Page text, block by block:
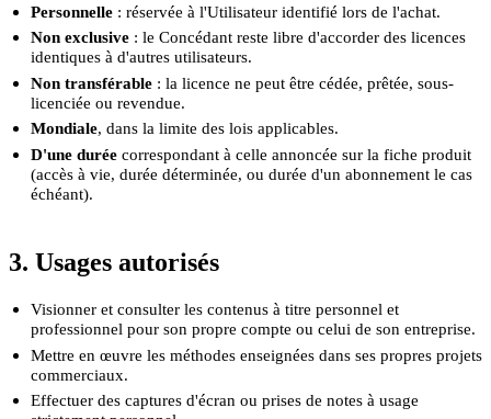
Personnelle : réservée à l'Utilisateur identifié lors de l'achat.
Non exclusive : le Concédant reste libre d'accorder des licences
identiques à d'autres utilisateurs.
Non transférable : la licence ne peut être cédée, prêtée, sous-
licenciée ou revendue.
Mondiale, dans la limite des lois applicables.
D'une durée correspondant à celle annoncée sur la fiche produit
(accès à vie, durée déterminée, ou durée d'un abonnement le cas
échéant).
3. Usages autorisés
Visionner et consulter les contenus à titre personnel et
professionnel pour son propre compte ou celui de son entreprise.
Mettre en œuvre les méthodes enseignées dans ses propres projets
commerciaux.
Effectuer des captures d'écran ou prises de notes à usage